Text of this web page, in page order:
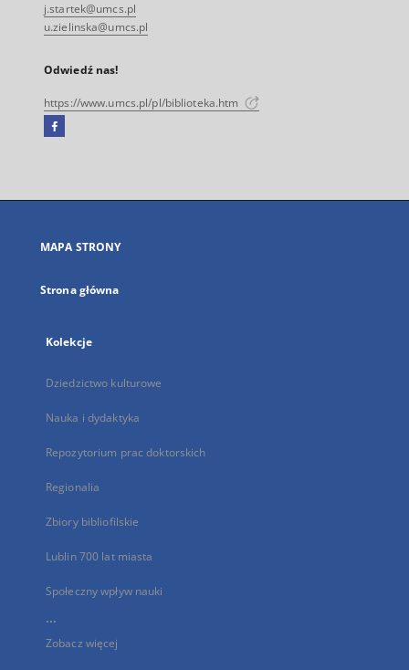
j.startek@umcs.pl
u.zielinska@umcs.pl
Odwiedź nas!
https://www.umcs.pl/pl/biblioteka.htm
Facebook
się
karcie
MAPA STRONY
Strona główna
Kolekcje
Dziedzictwo kulturowe
Nauka i dydaktyka
Repozytorium prac doktorskich
Regionalia
Zbiory bibliofilskie
Lublin 700 lat miasta
Społeczny wpływ nauki
...
Zobacz więcej